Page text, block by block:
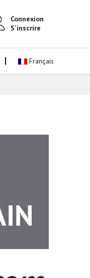
Connexion
S'inscrire
Français